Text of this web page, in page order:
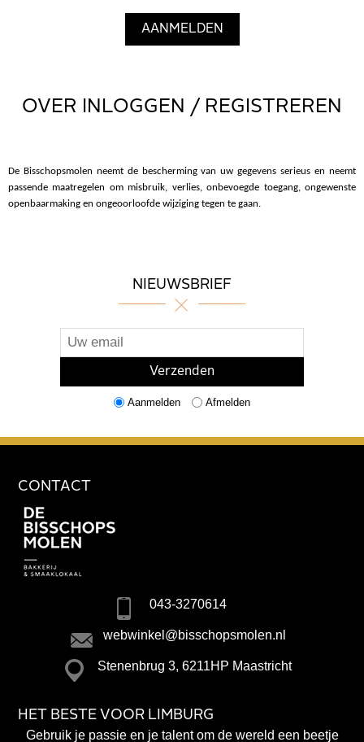
OVER INLOGGEN / REGISTREREN
De Bisschopsmolen neemt de bescherming van uw gegevens serieus en neemt
passende maatregelen om misbruik, verlies, onbevoegde toegang, ongewenste
openbaarmaking en ongeoorloofde wijziging tegen te gaan.
NIEUWSBRIEF
Aanmelden Afmelden
CONTACT
043-3270614
webwinkel@bisschopsmolen.nl
Stenenbrug 3, 6211HP Maastricht
HET BESTE VOOR LIMBURG
Gebruik je passie en je talent om de wereld een beetje